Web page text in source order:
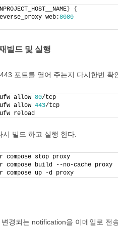
}
{
web:
8080
빌드 및 실행
포트를 열어 주는지 다시한번 확
allow 80/tcp
allow 443/tcp
reload
빌드 하고 실행 한다.
compose stop proxy
compose build --no-cache proxy
compose up -d proxy
경되는 notification을 이메일로 전